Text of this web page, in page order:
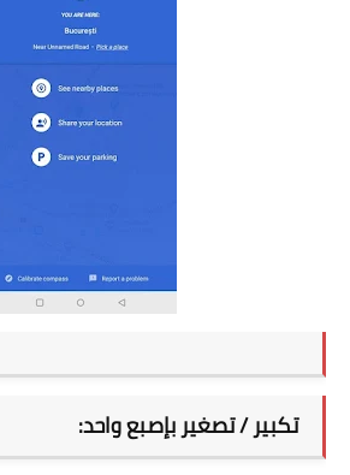
تكبير / تصغير بإصبع واحد: